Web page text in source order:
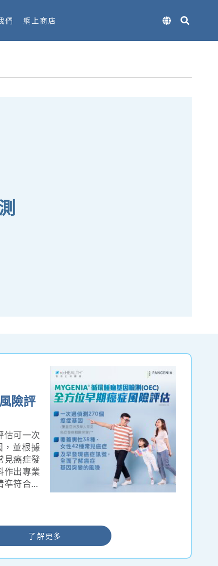
們 網上商店
險評
估可一次
並根據
見癌症發
作出專業
符合亞
面覆蓋更
突變；亦
融合基因
了解更多